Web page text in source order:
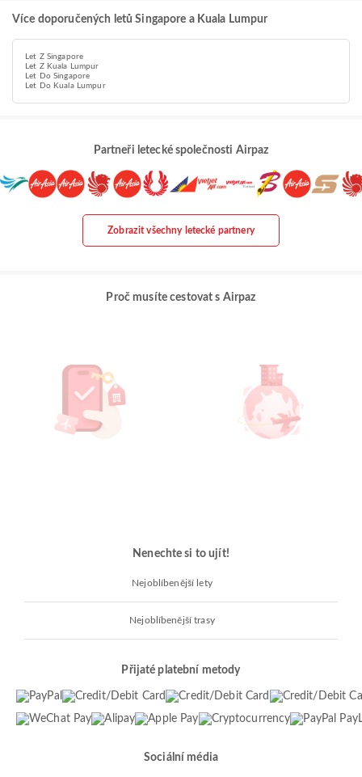
Více doporučených letů Singapore a Kuala Lumpur
Let Z Singapore
Let Z Kuala Lumpur
Let Do Singapore
Let Do Kuala Lumpur
Partneři letecké společnosti Airpaz
Zobrazit všechny letecké partnery
Proč musíte cestovat s Airpaz
Nenechte si to ujít!
Nejoblíbenější lety
Nejoblíbenější trasy
Přijaté platební metody
Sociální média